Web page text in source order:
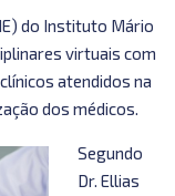
do Instituto Mário
virtuais com
atendidos na
dos médicos.
Segundo
Dr. Ellias